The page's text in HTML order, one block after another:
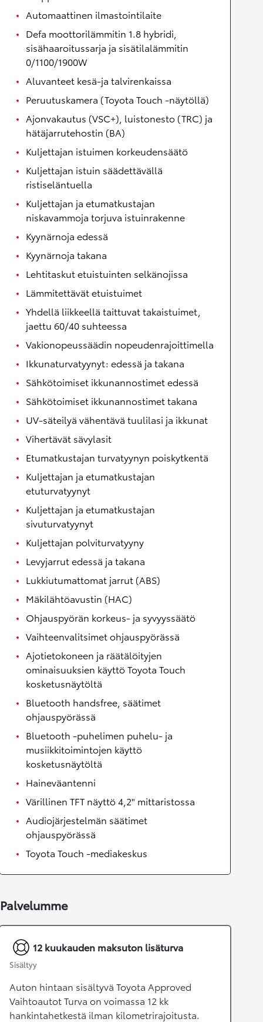
Automaattinen ilmastointilaite
Defa moottorilämmitin 1.8 hybridi,
sisähaaroitussarja ja sisätilalämmitin
0/1100/1900W
Aluvanteet kesä-ja talvirenkaissa
Peruutuskamera (Toyota Touch -näytöllä)
Ajonvakautus (VSC+), luistonesto (TRC) ja
hätäjarrutehostin (BA)
Kuljettajan istuimen korkeudensäätö
Kuljettajan istuin säädettävällä
ristiseläntuella
Kuljettajan ja etumatkustajan
niskavammoja torjuva istuinrakenne
Kyynärnoja edessä
Kyynärnoja takana
Lehtitaskut etuistuinten selkänojissa
Lämmitettävät etuistuimet
Yhdellä liikkeellä taittuvat takaistuimet,
jaettu 60/40 suhteessa
Vakionopeussäädin nopeudenrajoittimella
Ikkunaturvatyynyt: edessä ja takana
Sähkötoimiset ikkunannostimet edessä
Sähkötoimiset ikkunannostimet takana
UV-säteilyä vähentävä tuulilasi ja ikkunat
Vihertävät sävylasit
Etumatkustajan turvatyynyn poiskytkentä
Kuljettajan ja etumatkustajan
etuturvatyynyt
Kuljettajan ja etumatkustajan
sivuturvatyynyt
Kuljettajan polviturvatyyny
Levyjarrut edessä ja takana
Lukkiutumattomat jarrut (ABS)
Mäkilähtöavustin (HAC)
Ohjauspyörän korkeus- ja syvyyssäätö
Vaihteenvalitsimet ohjauspyörässä
Ajotietokoneen ja räätälöityjen
ominaisuuksien käyttö Toyota Touch
kosketusnäytöltä
Bluetooth handsfree, säätimet
ohjauspyörässä
Bluetooth -puhelimen puhelu- ja
musiikkitoimintojen käyttö
kosketusnäytöltä
Haineväantenni
Värillinen TFT näyttö 4,2" mittaristossa
Audiojärjestelmän säätimet
ohjauspyörässä
Toyota Touch -mediakeskus
Palvelumme
12 kuukauden maksuton lisäturva
Sisältyy
Auton hintaan sisältyvä Toyota Approved
Vaihtoautot Turva on voimassa 12 kk
hankintahetkestä ilman kilometrirajoitusta.